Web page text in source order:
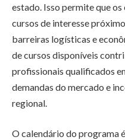
estado. Isso permite que
cursos de interesse
barreiras logísticas e
de cursos disponíveis
profissionais qualificados
demandas do mercado e
regional.
O calendário do programa